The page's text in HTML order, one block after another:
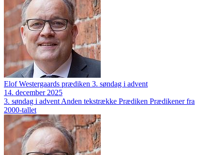
Elof Westergaards prædiken 3. søndag i advent
14. december 2025
3. søndag i advent Anden tekstrække Prædiken Prædikener fra
2000-tallet